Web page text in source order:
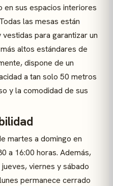
sus espacios interiores
las mesas están
para garantizar un
altos estándares de
dispone de un
a tan solo 50 metros
y la comodidad de sus
martes a domingo en
a 16:00 horas. Además,
viernes y sábado
permanece cerrado